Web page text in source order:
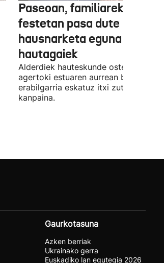
Paseoan, familiarekin edo
festetan pasa dute
hausnarketa eguna
hautagaiek
Alderdiek hauteskunde osteko
agertoki estuaren aurrean boto
erabilgarria eskatuz itxi zuten atzo
kanpaina.
Gaurkotasuna
Azken berriak
Ukrainako gerra
Euskadiko lan egutegia 2026